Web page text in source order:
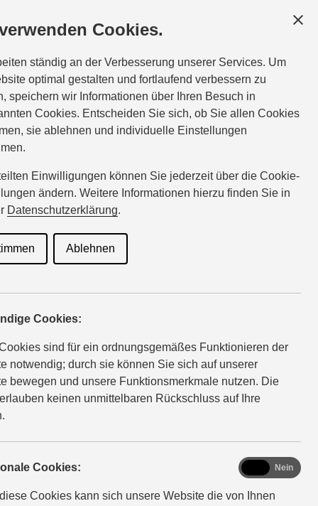
Cookies.
ständig an der Verbesserung unserer Services. Um
optimal gestalten und fortlaufend verbessern zu
speichern wir Informationen über Ihren Besuch in
Cookies. Entscheiden Sie sich, ob Sie allen Cookies
sie ablehnen und individuelle Einstellungen
Einwilligungen können Sie jederzeit über die Cookie-
ändern. Weitere Informationen hierzu finden Sie in
Datenschutzerklärung.
Ablehnen
Cookies:
sind für ein ordnungsgemäßes Funktionieren der
notwendig; durch sie können Sie sich auf unserer
bewegen und unsere Funktionsmerkmale nutzen. Die
keinen unmittelbaren Rückschluss auf Ihre
Cookies:
Cookies kann sich unsere Website die von Ihnen
functional
Nein
weitkamp@suzuki-handel.de
Suzuki
Marke für Motoröle und spezielle
So schützen Sie Ihr Fahrzeug vor zu schnellem
Damit er so langlebig und zuverlässig bleibt, wie Sie es
gewohnt sind.